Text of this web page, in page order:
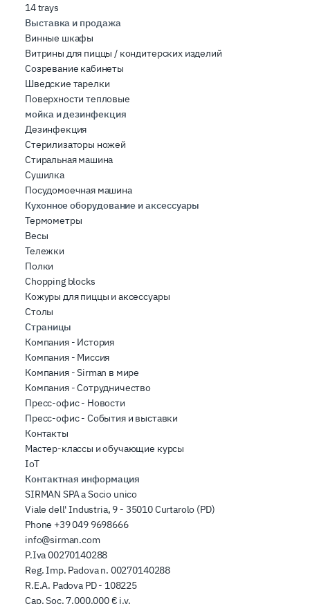
14 trays
Выставка и продажа
Винные шкафы
Витрины для пиццы / кондитерских изделий
Созревание кабинеты
Шведские тарелки
Поверхности тепловые
мойка и дезинфекция
Дезинфекция
Стерилизаторы ножей
Стиральная машина
Сушилка
Посудомоечная машина
Кухонное оборудование и аксессуары
Термометры
Весы
Тележки
Полки
Chopping blocks
Кожуры для пиццы и аксессуары
Столы
Страницы
Компания - История
Компания - Миссия
Компания - Sirman в мире
Компания - Сотрудничество
Пресс-офис - Новости
Пресс-офис - События и выставки
Контакты
Мастер-классы и обучающие курсы
IoT
Контактная информация
SIRMAN SPA a Socio unico
Viale dell' Industria, 9 - 35010 Curtarolo (PD)
Phone +39 049 9698666
info@sirman.com
P.Iva 00270140288
Reg. Imp. Padova n. 00270140288
R.E.A. Padova PD - 108225
Cap. Soc. 7.000.000 € i.v.